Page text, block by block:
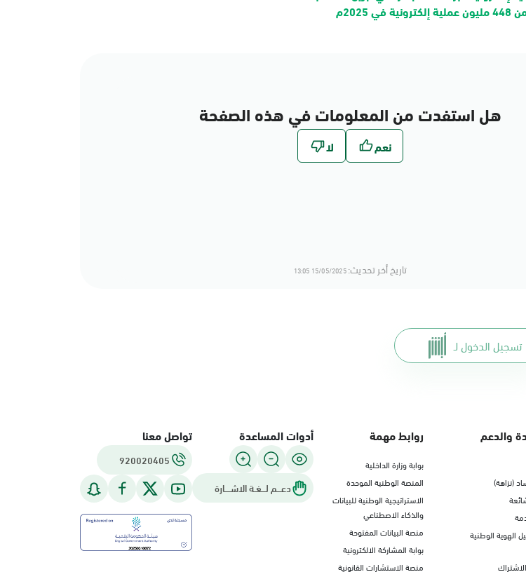
هل استفدت من المعلومات في هذه الصفحة
تاريخ أخر تحديث:15/05/2025 13:05
تسجيل الدخول لـ
والدعم
(نزاهة)
الهوية الوطنية
روابط مهمة
بوابة وزارة الداخلية
المنصة الوطنية الموحدة
الاستراتيجية الوطنية للبيانات
والذكاء الاصطناعي
منصة البيانات المفتوحة
بوابة المشاركة الالكترونية
منصة الاستشارات القانونية
أدوات المساعدة
دعـــم لـــغـة الاشــــارة
تواصل معنا
920020405